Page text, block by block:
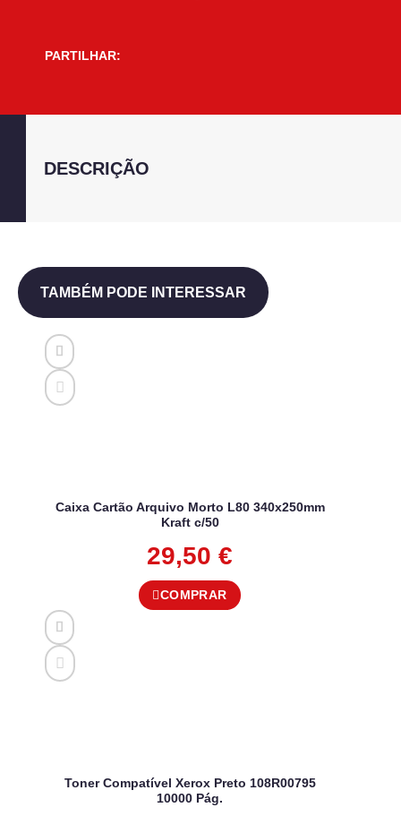
PARTILHAR:
DESCRIÇÃO
TAMBÉM PODE INTERESSAR
Caixa Cartão Arquivo Morto L80 340x250mm
Kraft c/50
29,50 €
COMPRAR
Toner Compatível Xerox Preto 108R00795
10000 Pág.